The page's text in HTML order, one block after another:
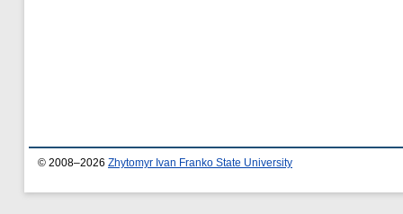
© 2008–2026 Zhytomyr Ivan Franko State University